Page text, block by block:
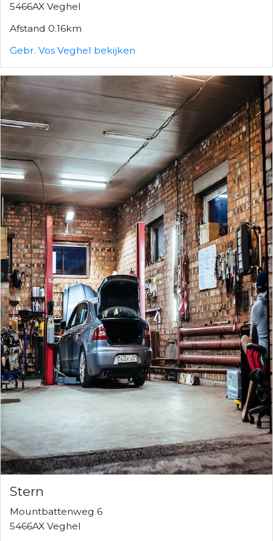
5466AX Veghel
Afstand 0.16km
Gebr. Vos Veghel bekijken
Stern
Mountbattenweg 6
5466AX Veghel